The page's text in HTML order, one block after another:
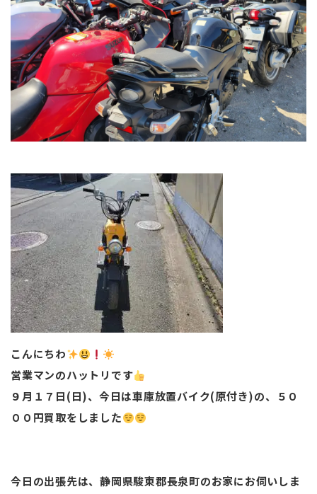
こんにちわ
営業マンのハットリです
９月１７日(日)、今日は車庫放置バイク(原付き)の、５０
００円買取をしました
今日の出張先は、静岡県駿東郡長泉町のお家にお伺いしま